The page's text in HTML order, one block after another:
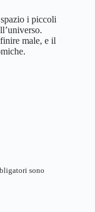
i piccoli
male, e il
sono